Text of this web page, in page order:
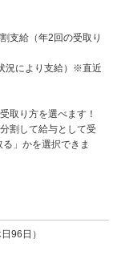
支給（年2回の受取り
況により支給）※直近
取り方を選べます！
割して給与として受
」かを選択できま
96日）